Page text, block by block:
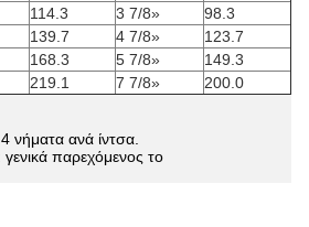
114.3 3 7/8»
98.3
139.7 4 7/8»
123.7
168.3 5 7/8»
149.3
219.1 7 7/8» 200.0
νήματα ανά ίντσα.
παρεχόμενος το